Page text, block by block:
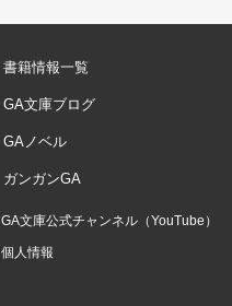
書籍情報一覧
GA文庫ブログ
GAノベル
ガンガンGA
GA文庫公式チャンネル（YouTube）
個人情報